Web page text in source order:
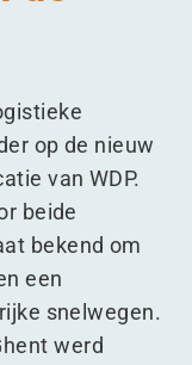
op de nieuw
van WDP.
beide
bekend om
een
snelwegen.
werd